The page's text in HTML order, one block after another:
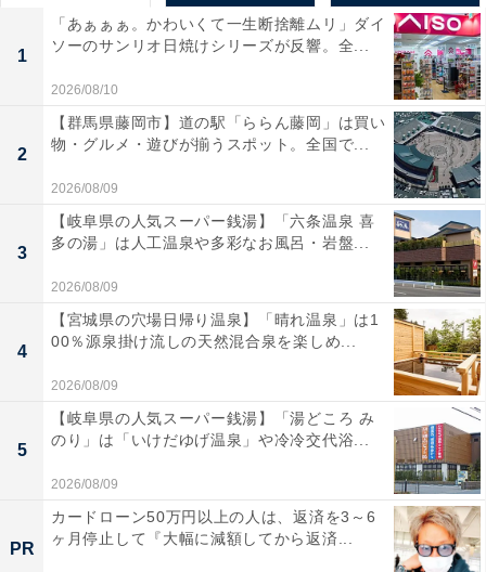
1
「あぁぁぁ。かわいくて一生断捨離ムリ」ダイ
ソーのサンリオ日焼けシリーズが反響。全...
2026/08/10
2
【群馬県藤岡市】道の駅「ららん藤岡」は買い
物・グルメ・遊びが揃うスポット。全国で...
2026/08/09
3
【岐阜県の人気スーパー銭湯】「六条温泉 喜
多の湯」は人工温泉や多彩なお風呂・岩盤...
2026/08/09
4
【宮城県の穴場日帰り温泉】「晴れ温泉」は1
00％源泉掛け流しの天然混合泉を楽しめ...
2026/08/09
5
【岐阜県の人気スーパー銭湯】「湯どころ み
のり」は「いけだゆげ温泉」や冷冷交代浴...
2026/08/09
PR
カードローン50万円以上の人は、返済を3～6
ヶ月停止して『大幅に減額してから返済...